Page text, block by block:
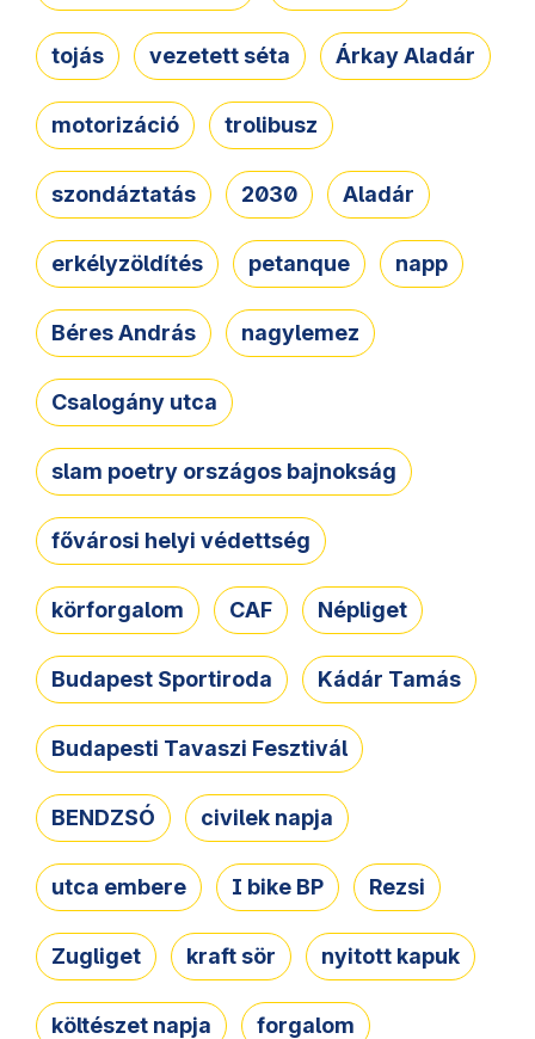
tojás vezetett séta Árkay Aladár
motorizáció trolibusz
szondáztatás 2030 Aladár
erkélyzöldítés petanque napp
Béres András nagylemez
Csalogány utca
slam poetry országos bajnokság
fővárosi helyi védettség
körforgalom CAF Népliget
Budapest Sportiroda Kádár Tamás
Budapesti Tavaszi Fesztivál
BENDZSÓ civilek napja
utca embere I bike BP Rezsi
Zugliget kraft sör nyitott kapuk
költészet napja forgalom